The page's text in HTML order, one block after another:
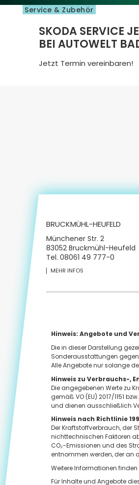
Service & Zubehör
SKODA SERVICE
BEI AUTOWELT
Jetzt Termin vereinbaren!
BRUCKMÜHL-HEUFELD
Münchener Str. 2
83052 Bruckmühl-Heufeld
Tel.08061 49 777-0
MEHR INFOS
Hinweis: Angebote und
Die in dieser Darstellung
Sonderausstattungen gegen
Alle Angebote nur solange
Hinweis zu Verbrauchs-,
Die angegebenen Werte zu
gemäß VO (EU) 2017/1151
und dienen ausschließlich
Hinweis nach Richtlinie
Der Kraftstoffverbrauch, der
nichttechnischen Faktoren
CO₂-Emissionen und des
entnommen werden, der an
Weitere Informationen
Für Inhalte und Angebote